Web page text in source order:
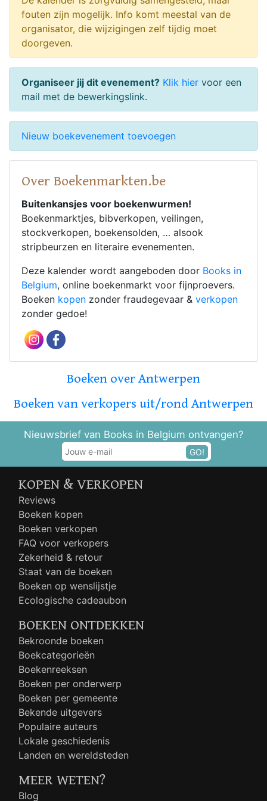
fouten zijn mogelijk. Info komt meestal van de
organisator, die wijzigingen zelf tijdig moet
doorgeven.
Organiseer jij dit evenement? Klik hier voor een
mail met de bewerkingslink.
Nieuw boekevenement toevoegen
Over Boekenmarkten.be
Buitenkansjes voor boekenwurmen!
Boekenmarktjes, bibverkopen, veilingen,
stockverkopen, boekensolden, … alsook
stripbeurzen en literaire evenementen.
Deze kalender wordt aangeboden door Books in
Belgium, online boekenmarkt voor fijnproevers.
Boeken kopen zonder fraudegevaar & verkopen
zonder gedoe!
Boeken over Antwerpen
Boeken van verkopers uit/rond Antwerpen
Nieuwsbrief van Books in Belgium ontvangen?
GO!
KOPEN & VERKOPEN
Reviews
Boeken kopen
Boeken verkopen
FAQ voor verkopers
Zekerheid & retour
Staat van de boeken
Boeken op wenslijstje
Ecologische cadeaubon
BOEKEN ONTDEKKEN
Bekroonde boeken
Boekcategorieën
Boekenreeksen
Boeken per onderwerp
Boeken per gemeente
Bekende uitgevers
Populaire auteurs
Lokale geschiedenis
Landen en wereldsteden
MEER WETEN?
Blog